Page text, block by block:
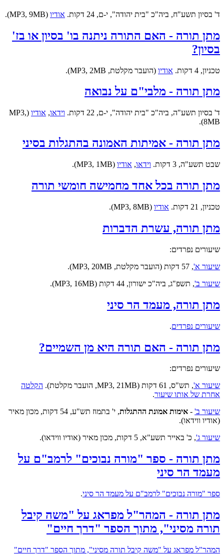
ד' בסיון תשע"ח, ביה"כ "בית יהודה", י-ם, 24 דקות. אודיו (MP3, 9MB).
מתן תורה - האם התורה ניתנה בו' בסיון או בז'
בסיון?
טכניון, 4 דקות. אודיו (הועבר מקלטת, MP3, 2MB).
מתן תורה - מלבי"ם על נבואה
ד' בסיון תשע"ה, ביה"כ "בית יהודה", י-ם, 22 דקות. וידאו, אודיו (MP3,
8MB).
מתן תורה - אמיתות האמונה בהתגלות בסיני
שבט תשע"ה, 3 דקות. וידאו, אודיו (MP3, 1MB).
מתן תורה בכל אחד מחמישה חומשי תורה
טכניון, 21 דקות. אודיו (MP3, 8MB).
מתן תורה, עשרת הדברות
שיעורים נפרדים:
שיעור א', 57 דקות (הועבר מקלטת, MP3, 20MB).
שיעור ב', תשפ"ג, ביה"כ ישורון, 44 דקות (MP3, 16MB).
מתן תורה, מעמד הר סיני
שיעורים נפרדים.
מתן תורה - האם תורה היא מן השמיים?
שיעורים נפרדים:
שיעור א', תש"ס, 61 דקות (MP3, 21MB, הועבר מקלטת).
הקלטה
אחרת של אותו שיעור.
שיעור ב' - אימות אמונת ההתגלות
, י' בתמוז תש"ע, 54 דקות, מכון מאיר
(אודיו ווידאו).
שיעור ג', כ' באייר תשע"א, 5 דקות, מכון מאיר (אודיו ווידאו).
מתן תורה - ספר "מורה נבוכים" לרמב"ם על
מעמד הר סיני
ספר "מורה נבוכים" לרמב"ם על מעמד הר סיני.
מתן תורה - המהר"ל מפראג על "משה קיבל
תורה מסיני", מתוך הספר "דרך חיים"
המהר"ל מפראג על "משה קיבל תורה מסיני", מתוך הספר "דרך חיים"